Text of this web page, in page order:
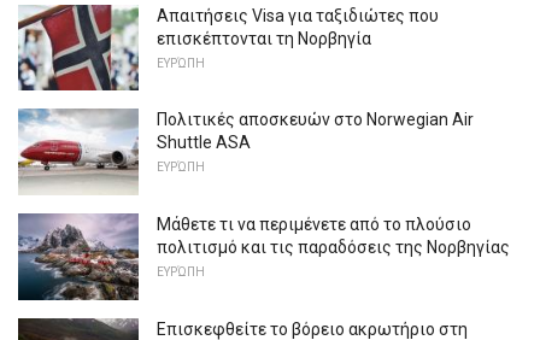
Απαιτήσεις Visa για ταξιδιώτες που
επισκέπτονται τη Νορβηγία
ΕΥΡΏΠΗ
Πολιτικές αποσκευών στο Norwegian Air
Shuttle ASA
ΕΥΡΏΠΗ
Μάθετε τι να περιμένετε από το πλούσιο
πολιτισμό και τις παραδόσεις της Νορβηγίας
ΕΥΡΏΠΗ
Επισκεφθείτε το βόρειο ακρωτήριο στη